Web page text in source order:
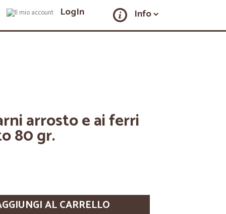
LogIn Info
arrosto e ai ferri
80 gr.
AL CARRELLO